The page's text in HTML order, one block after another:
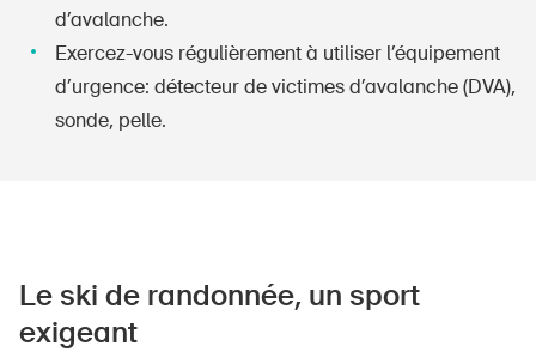
d’avalanche.
Exercez-vous régulièrement à utiliser l’équipement
d’urgence: détecteur de victimes d’avalanche (DVA),
sonde, pelle.
Le ski de randonnée, un sport
exigeant